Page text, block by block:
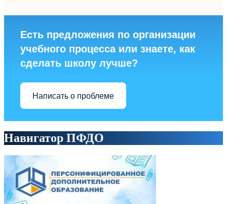
Есть предложения по организации
учебного процесса или знаете, как
сделать школу лучше?
Написать о проблеме
Навигатор ПФДО